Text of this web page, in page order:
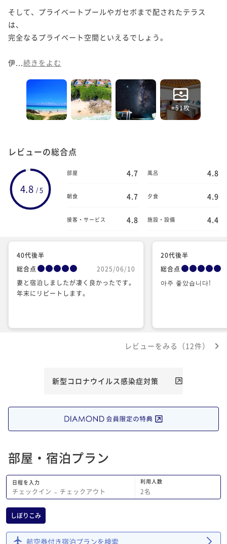
そして、プライベートプールやガセボまで配されたテラス
は、
完全なるプライベート空間といえるでしょう。
伊... 続きをよむ
+51枚
レビューの総合点
4.8 /5
部屋 4.7 風呂 4.8
朝食 4.7 夕食 4.9
接客・サービス 4.8 施設・設備 4.4
40代後半
総合点
2025/06/10
妻と宿泊しましたが凄く良かったです。
年末にリピートします。
20代後半
総合点
아주 좋았습니다!
レビューをみる（12件）
新型コロナウイルス感染症対策
部屋・宿泊プラン
日程を入力
チェックイン − チェックアウト
利用人数
2名
しぼりこみ
航空券付き宿泊プランを検索